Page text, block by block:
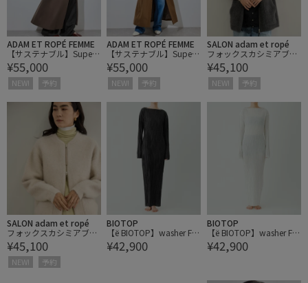
ADAM ET ROPÉ FEMME
【サステナブル】Super1
40’sシャルムビーバーマ
キシコート
¥55,000
NEW! 予約
ADAM ET ROPÉ FEMME
【サステナブル】Super1
40’sシャルムビーバーマ
キシコート
¥55,000
NEW! 予約
SALON adam et ropé
フォックスカシミアブル
ゾン
¥45,100
NEW! 予約
SALON adam et ropé
フォックスカシミアブル
ゾン
¥45,100
NEW! 予約
BIOTOP
【ё BIOTOP】washer Fa
bric dress
¥42,900
BIOTOP
【ё BIOTOP】washer Fa
bric dress
¥42,900